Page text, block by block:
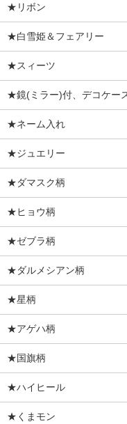
★リボン
★白雪姫＆フェアリー
★スィーツ
★鏡(ミラー)付、デコケー
★ネーム入れ
★ジュエリー
★ダマスク柄
★ヒョウ柄
★ゼブラ柄
★ダルメシアン柄
★星柄
★アゲハ柄
★国旗柄
★ハイヒール
★くまモン